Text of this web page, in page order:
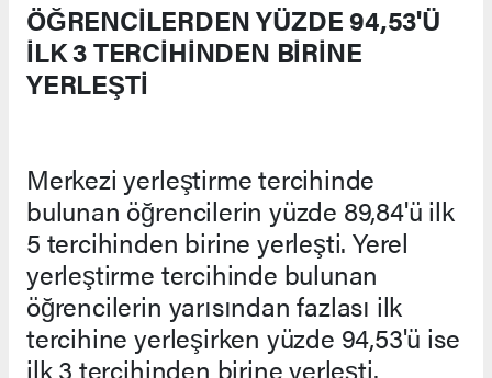
ÖĞRENCİLERDEN YÜZDE 94,53'Ü
İLK 3 TERCİHİNDEN BİRİNE
YERLEŞTİ
Merkezi yerleştirme tercihinde
bulunan öğrencilerin yüzde 89,84'ü ilk
5 tercihinden birine yerleşti. Yerel
yerleştirme tercihinde bulunan
öğrencilerin yarısından fazlası ilk
tercihine yerleşirken yüzde 94,53'ü ise
ilk 3 tercihinden birine yerleşti.